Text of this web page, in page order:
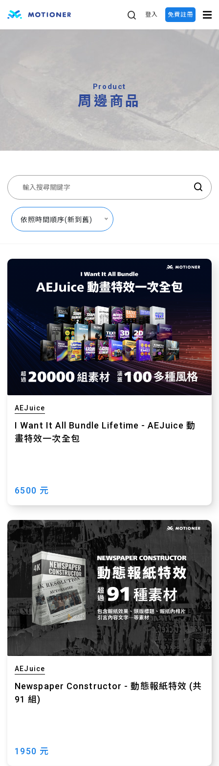
登入 免費註冊
Product
周邊商品
依照時間順序(新到舊)
AEJuice
I Want It All Bundle Lifetime - AEJuice 動
畫特效一次全包
6500 元
AEJuice
Newspaper Constructor - 動態報紙特效 (共
91 組)
1950 元